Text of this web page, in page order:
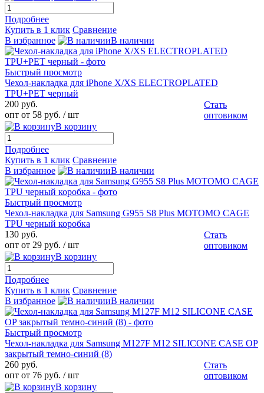
Подробнее
Купить в 1 клик Сравнение
В избранное
В наличии
Быстрый просмотр
Чехол-накладка для iPhone X/XS ELECTROPLATED
TPU+PET черный
200 руб.
опт от 58 руб. / шт
Стать
оптовиком
В корзину
Подробнее
Купить в 1 клик Сравнение
В избранное
В наличии
Быстрый просмотр
Чехол-накладка для Samsung G955 S8 Plus MOTOMO CAGE
TPU черный коробка
130 руб.
опт от 29 руб. / шт
Стать
оптовиком
В корзину
Подробнее
Купить в 1 клик Сравнение
В избранное
В наличии
Быстрый просмотр
Чехол-накладка для Samsung M127F M12 SILICONE CASE OP
закрытый темно-синий (8)
260 руб.
опт от 76 руб. / шт
Стать
оптовиком
В корзину